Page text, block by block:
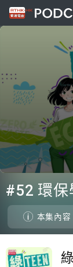
seconds
of
seconds 本集內容